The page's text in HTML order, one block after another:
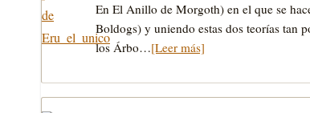
En El Anillo de Morgoth) en el que se
Boldogs) y uniendo estas dos teorías tan
los Árbo…[Leer más]